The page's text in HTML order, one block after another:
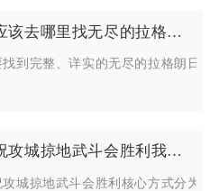
我应该去哪里找无尽的拉格朗日六元船
找到完整、详实的无尽的拉格朗日
庆祝攻城掠地武斗会胜利我们可以用什么方式
攻城掠地武斗会胜利核心方式分为